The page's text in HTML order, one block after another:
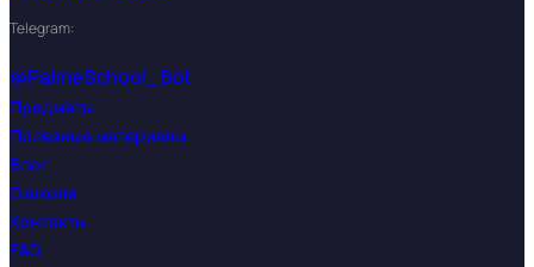
Telegram:
@PalmeSchool_Bot
Предметы
Полезные материалы
Блог
О школе
Контакты
FAQ